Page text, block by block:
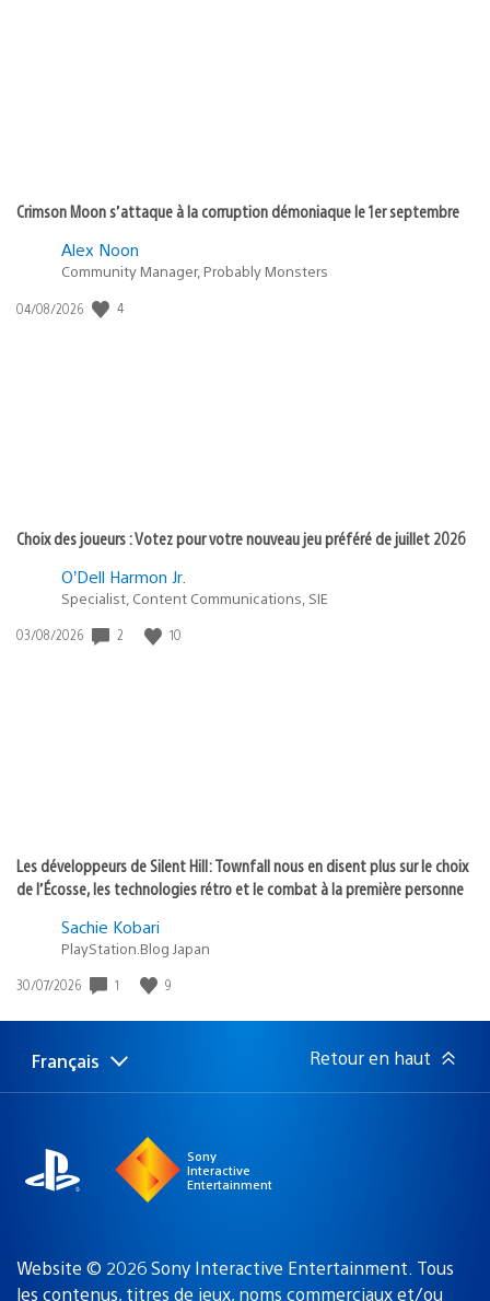
Crimson Moon s’attaque à la corruption démoniaque le 1er septembre
Alex Noon
Community Manager, Probably Monsters
Date
04/08/2026 4
Choix des joueurs : Votez pour votre nouveau jeu préféré de juillet 2026
O’Dell Harmon Jr.
Specialist, Content Communications, SIE
Date
03/08/2026 2 10
Les développeurs de Silent Hill: Townfall nous en disent plus sur le choix
de l’Écosse, les technologies rétro et le combat à la première personne
Sachie Kobari
PlayStation.Blog Japan
Date
publication
30/07/2026 1 9
Choisir
une
Région
actuelle
Français Retour en haut
Sony
Interactive
Entertainment
Website © 2026 Sony Interactive Entertainment. Tous
les contenus, titres de jeux, noms commerciaux et/ou